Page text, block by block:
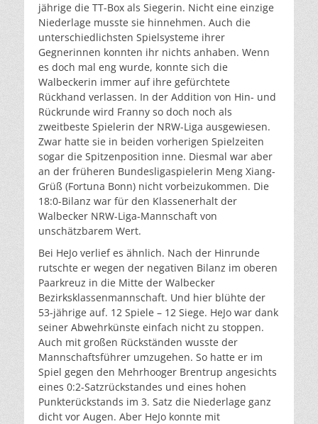
jährige die TT-Box als Siegerin. Nicht eine einzige
Niederlage musste sie hinnehmen. Auch die
unterschiedlichsten Spielsysteme ihrer
Gegnerinnen konnten ihr nichts anhaben. Wenn
es doch mal eng wurde, konnte sich die
Walbeckerin immer auf ihre gefürchtete
Rückhand verlassen. In der Addition von Hin- und
Rückrunde wird Franny so doch noch als
zweitbeste Spielerin der NRW-Liga ausgewiesen.
Zwar hatte sie in beiden vorherigen Spielzeiten
sogar die Spitzenposition inne. Diesmal war aber
an der früheren Bundesligaspielerin Meng Xiang-
Grüß (Fortuna Bonn) nicht vorbeizukommen. Die
18:0-Bilanz war für den Klassenerhalt der
Walbecker NRW-Liga-Mannschaft von
unschätzbarem Wert.
Bei HeJo verlief es ähnlich. Nach der Hinrunde
rutschte er wegen der negativen Bilanz im oberen
Paarkreuz in die Mitte der Walbecker
Bezirksklassenmannschaft. Und hier blühte der
53-jährige auf. 12 Spiele – 12 Siege. HeJo war dank
seiner Abwehrkünste einfach nicht zu stoppen.
Auch mit großen Rückständen wusste der
Mannschaftsführer umzugehen. So hatte er im
Spiel gegen den Mehrhooger Brentrup angesichts
eines 0:2-Satzrückstandes und eines hohen
Punkterückstands im 3. Satz die Niederlage ganz
dicht vor Augen. Aber HeJo konnte mit